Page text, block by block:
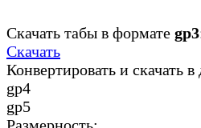
Скачать табы в формате gp3
Скачать
Конвертировать и скачать
gp4
gp5